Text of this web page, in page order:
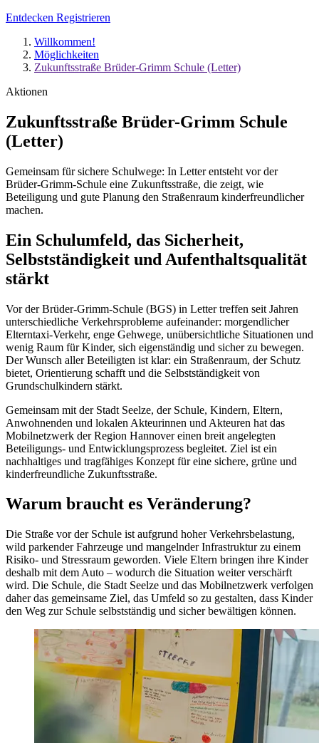
Entdecken Registrieren
Willkommen!
Möglichkeiten
Zukunftsstraße Brüder-Grimm Schule (Letter)
Aktionen
Zukunftsstraße Brüder-Grimm Schule
(Letter)
Gemeinsam für sichere Schulwege: In Letter entsteht vor der
Brüder-Grimm-Schule eine Zukunftsstraße, die zeigt, wie
Beteiligung und gute Planung den Straßenraum kinderfreundlicher
machen.
Ein Schulumfeld, das Sicherheit,
Selbstständigkeit und Aufenthaltsqualität
stärkt
Vor der Brüder-Grimm-Schule (BGS) in Letter treffen seit Jahren
unterschiedliche Verkehrsprobleme aufeinander: morgendlicher
Elterntaxi-Verkehr, enge Gehwege, unübersichtliche Situationen und
wenig Raum für Kinder, sich eigenständig und sicher zu bewegen.
Der Wunsch aller Beteiligten ist klar: ein Straßenraum, der Schutz
bietet, Orientierung schafft und die Selbstständigkeit von
Grundschulkindern stärkt.
Gemeinsam mit der Stadt Seelze, der Schule, Kindern, Eltern,
Anwohnenden und lokalen Akteurinnen und Akteuren hat das
Mobilnetzwerk der Region Hannover einen breit angelegten
Beteiligungs- und Entwicklungsprozess begleitet. Ziel ist ein
nachhaltiges und tragfähiges Konzept für eine sichere, grüne und
kinderfreundliche Zukunftsstraße.
Warum braucht es Veränderung?
Die Straße vor der Schule ist aufgrund hoher Verkehrsbelastung,
wild parkender Fahrzeuge und mangelnder Infrastruktur zu einem
Risiko- und Stressraum geworden. Viele Eltern bringen ihre Kinder
deshalb mit dem Auto – wodurch die Situation weiter verschärft
wird. Die Schule, die Stadt Seelze und das Mobilnetzwerk verfolgen
daher das gemeinsame Ziel, das Umfeld so zu gestalten, dass Kinder
den Weg zur Schule selbstständig und sicher bewältigen können.